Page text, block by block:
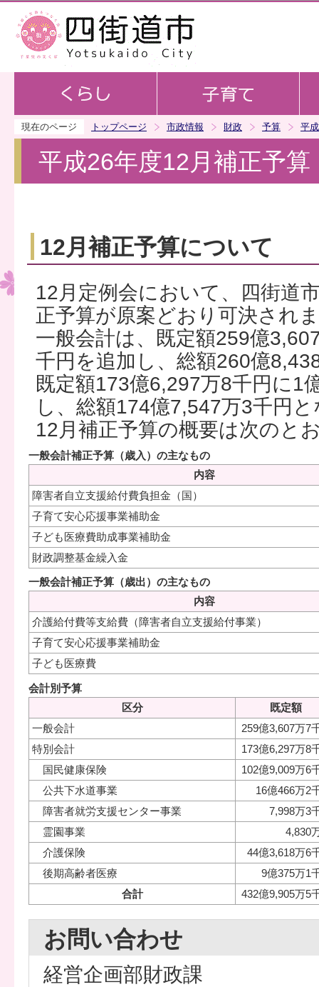
現在のページ トップページ 市政情報 財政 予算 平
平成26年度12月補正予算
12月補正予算について
12月定例会において、四街道
正予算が原案どおり可決され
一般会計は、既定額259億
千円を追加し、総額260億
既定額173億6,297万8千円に1
し、総額174億7,547万3千円
12月補正予算の概要は次のと
一般会計補正予算（歳入）の主なもの
内容
障害者自立支援給付費負担金（国）
子育て安心応援事業補助金
子ども医療費助成事業補助金
財政調整基金繰入金
一般会計補正予算（歳出）の主なもの
内容
介護給付費等支給費（障害者自立支援給付事業）
子育て安心応援事業補助金
子ども医療費
会計別予算
区分
既定額
一般会計
259億3,607万7
特別会計
173億6,297万8
国民健康保険
102億9,009万6
公共下水道事業
16億466万2
障害者就労支援センター事業
7,998万3
霊園事業
4,830
介護保険
44億3,618万6
後期高齢者医療
9億375万1
合計
432億9,905万5
お問い合わせ
経営企画部財政課